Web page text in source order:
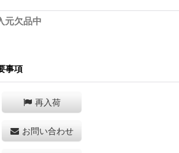
元欠品中
事項
再入荷
お問い合わせ